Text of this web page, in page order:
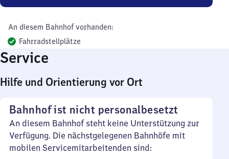
An diesem Bahnhof vorhanden:
Fahrradstellplätze
Service
Hilfe und Orientierung vor Ort
Bahnhof ist nicht personalbesetzt
An diesem Bahnhof steht keine Unterstützung zur
Verfügung. Die nächstgelegenen Bahnhöfe mit
mobilen Servicemitarbeitenden sind: